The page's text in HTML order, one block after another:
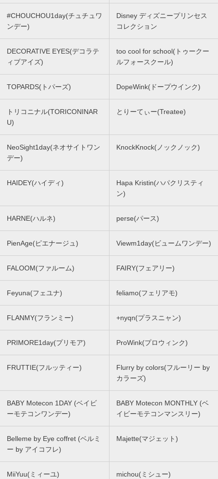
#CHOUCHOU1day(チュチュワ
ンデー)
Disney ディズニープリンセス
コレクション
DECORATIVE EYES(デコラテ
ィブアイズ)
too cool for school(トゥークー
ルフォースクール)
TOPARDS(トパーズ) DopeWink(ドープウインク)
トリコニナル(TORICONINAR
U)
とりーてぃー(Treatee)
NeoSight1day(ネオサイトワン
デー)
KnockKnock(ノックノック)
HAIDEY(ハイディ)
Hapa Kristin(ハパクリスティ
ン)
HARNE(ハルネ) perse(パース)
PienAge(ピエナージュ) Viewm1day(ビュームワンデー)
FALOOM(ファルーム) FAIRY(フェアリー)
Feyuna(フェユナ) feliamo(フェリアモ)
FLANMY(フランミー) +nyqn(プラスニャン)
PRIMORE1day(プリモア) ProWink(プロウィンク)
FRUTTIE(フルッティー)
Flurry by colors(フルーリー by
カラーズ)
BABY Motecon 1DAY (ベイビ
ーモテコンワンデー)
BABY Motecon MONTHLY (ベ
イビーモテコンマンスリー)
Belleme by Eye coffret (ベルミ
ー by アイコフレ)
Majette(マジェット)
MiiYuu(ミィーユ) michou(ミシュー)